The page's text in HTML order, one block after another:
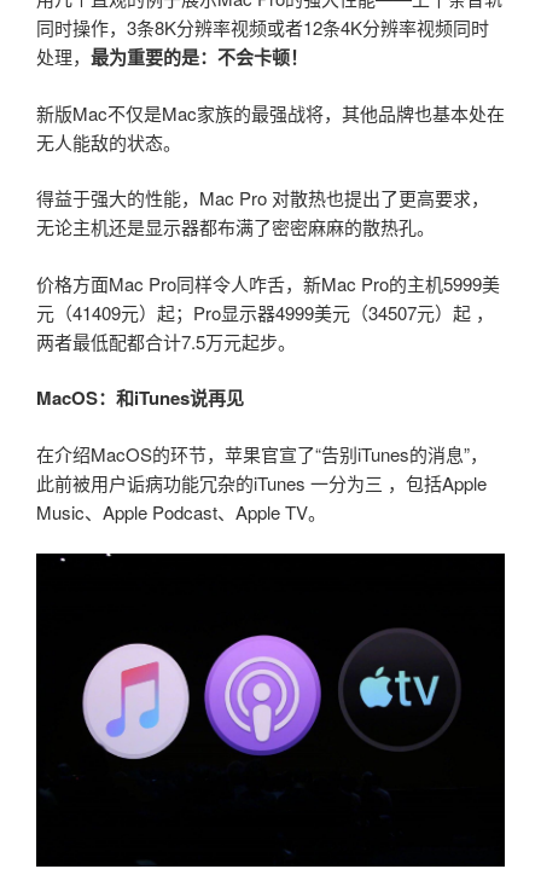
同时操作，3条8K分辨率视频或者12条4K分辨率视频同时
处理， 最为重要的是：不会卡顿！
新版Mac不仅是Mac家族的最强战将，其他品牌也基本处在
无人能敌的状态。
得益于强大的性能，Mac Pro 对散热也提出了更高要求，
无论主机还是显示器都布满了密密麻麻的散热孔。
价格方面Mac Pro同样令人咋舌，新Mac Pro的主机5999美
元（41409元）起；Pro显示器4999美元（34507元）起 ，
两者最低配都合计7.5万元起步。
MacOS：和iTunes说再见
在介绍MacOS的环节，苹果官宣了“告别iTunes的消息”，
此前被用户诟病功能冗杂的iTunes 一分为三 ，包括Apple
Music、Apple Podcast、Apple TV。